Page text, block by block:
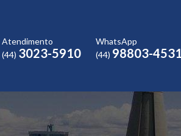
Atendimento
(44) 3023-5910
WhatsApp
(44) 98803-4531